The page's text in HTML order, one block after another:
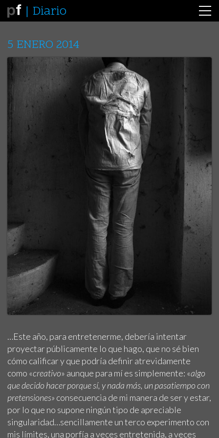
Diario
5 ENERO 2014
…Este año, para entretenerme, debería intentar
proyectar públicamente lo que hago, que no sé bien
cómo calificar y que podría definir atrevidamente
como «creativo» aunque para mí es simplemente: «algo
que decido hacer porque sí, y nada más, un pasatiempo con
pretensiones» consecuencia de mi manera de ser y estar,
por lo que no supone ningún tipo de apreciable
singularidad…sencillamente un terco experimento con
mis límites, una porfía a veces entretenida, a veces